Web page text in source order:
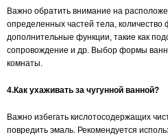
Важно обратить внимание на
определенных частей тела, количество
дополнительные функции, такие как
сопровождение и др. Выбор формы
комнаты.
4.Как ухаживать за чугунной ванной?
Важно избегать кислотосодержащих
повредить эмаль. Рекомендуется